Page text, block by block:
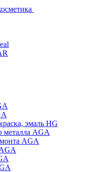
эмаль HG
металла AGA
AGA